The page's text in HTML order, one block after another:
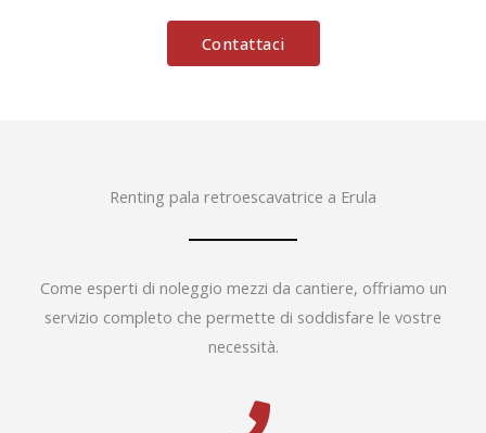
Contattaci
Renting pala retroescavatrice a Erula
Come esperti di noleggio mezzi da cantiere, offriamo un
servizio completo che permette di soddisfare le vostre
necessità.